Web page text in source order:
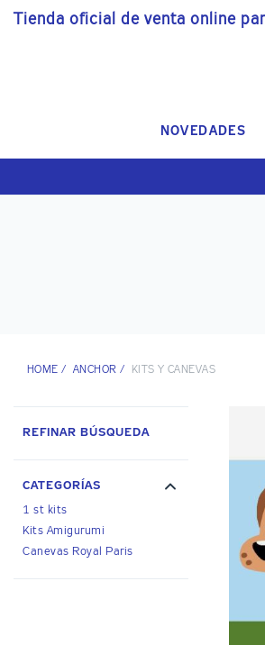
Tienda oficial de venta online
NOVEDADES
HOME / ANCHOR / KITS Y CANEVAS
REFINAR BÚSQUEDA
CATEGORÍAS
1 st kits
Kits Amigurumi
Canevas Royal Paris